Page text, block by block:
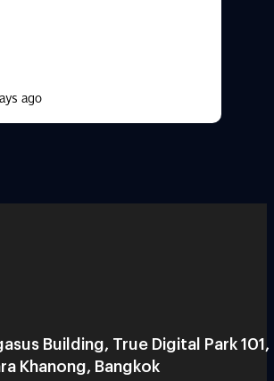
ago
Building, True Digital Park 101,
Khanong, Bangkok